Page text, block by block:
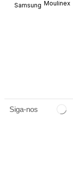
Samsung Moulinex
Siga-nos